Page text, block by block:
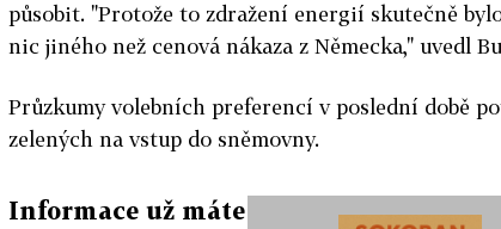
působit. "Protože to zdražení energií skutečně
nic jiného než cenová nákaza z Německa," uvedl
Průzkumy volebních preferencí v poslední době
zelených na vstup do sněmovny.
Informace už máte